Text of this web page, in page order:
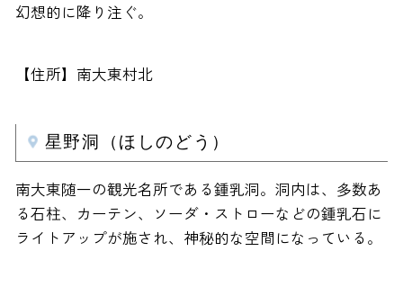
幻想的に降り注ぐ。
【住所】南大東村北
星野洞（ほしのどう）
南大東随一の観光名所である鍾乳洞。洞内は、多数あ
る石柱、カーテン、ソーダ・ストローなどの鍾乳石に
ライトアップが施され、神秘的な空間になっている。